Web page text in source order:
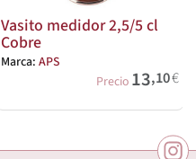
Vasito medidor 2,5/5 cl
Cobre
Marca: APS
Precio 13,10€